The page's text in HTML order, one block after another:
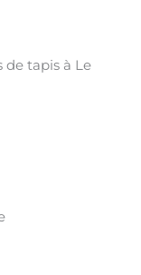
de tapis à Le